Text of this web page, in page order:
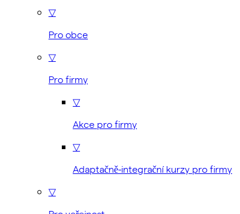
▽
Pro obce
▽
Pro firmy
▽
Akce pro firmy
▽
Adaptačně-integrační kurzy pro firmy
▽